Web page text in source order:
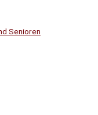
Senioren